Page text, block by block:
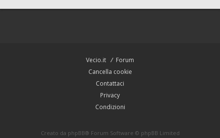
Vecio.it
Forum
Cancella cookie
Contattaci
Privacy
Condizioni
Creato da phpBB® Forum Software © phpBB Limited